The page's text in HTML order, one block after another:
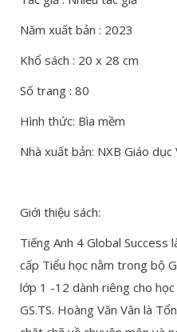
Năm xuất bản : 2023
Khổ sách : 20 x 28 cm
Số trang : 80
Hình thức: Bìa mềm
Nhà xuất bản: NXB Giáo dục
Giới thiệu sách:
Tiếng Anh 4 Global Success
cấp Tiểu học nằm trong bộ
lớp 1 -12 dành riêng cho
GS.TS. Hoàng Văn Vân là